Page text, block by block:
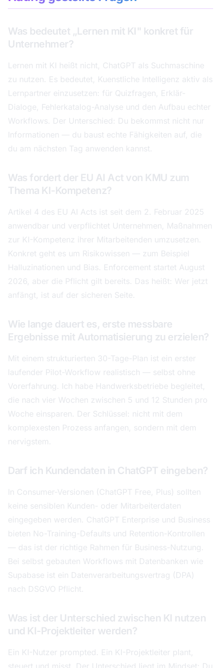
Was bedeutet „Lernen mit KI" konkret für
Unternehmer?
Lernen mit KI heißt nicht, ChatGPT als Suchmaschine
zu nutzen. Es bedeutet, Kuenstliche Intelligenz aktiv als
Lernpartner einzusetzen: für Quizfragen, Erklär-
Dialoge, Fehlerkatalog-Analyse und den Aufbau echter
Workflows. Der Unterschied: Du bekommst nicht nur
Informationen — du baust echte Fähigkeiten auf, die
du am nächsten Tag anwenden kannst.
Was fordert der EU AI Act von KMU zum
Thema KI-Kompetenz?
Artikel 4 des EU AI Acts ist seit dem 2. Februar 2025
anwendbar und verpflichtet Unternehmen, Maßnahmen
zur KI-Kompetenz ihrer Mitarbeitenden umzusetzen.
Konkret geht es um Risikowissen — zum Beispiel
Halluzinationen und Bias. Enforcement startet August
2026, aber die Pflicht gilt bereits. Das heißt: Wer jetzt
anfängt, ist auf der sicheren Seite.
Wie lange dauert es, erste messbare
Ergebnisse mit Automatisierung zu erzielen?
Mit einem strukturierten 30-Tage-Plan ist ein erster
laufender Pilot-Workflow realistisch — selbst ohne
Vorerfahrung. Ich habe Handwerksbetriebe begleitet,
die nach vier Wochen zwischen 5 und 12 Stunden pro
Woche einsparen. Der Schlüssel: nicht mit dem
komplexesten Prozess anfangen, sondern mit dem
nervigstem.
Darf ich Kundendaten in ChatGPT eingeben?
In Consumer-Versionen (ChatGPT Free, Plus) sollten
keine sensiblen Kunden- oder Mitarbeiterdaten
eingegeben werden. ChatGPT Enterprise und Business
bieten No-Training-Defaults und Retention-Kontrollen
— das ist der richtige Rahmen für Business-Nutzung.
Bei selbst gebauten Workflows mit Datenbanken wie
Supabase ist ein Datenverarbeitungsvertrag (DPA)
nach DSGVO Pflicht.
Was ist der Unterschied zwischen KI nutzen
und KI-Projektleiter werden?
Ein KI-Nutzer prompted. Ein KI-Projektleiter plant,
steuert und misst. Der Unterschied liegt im Mindset: Du